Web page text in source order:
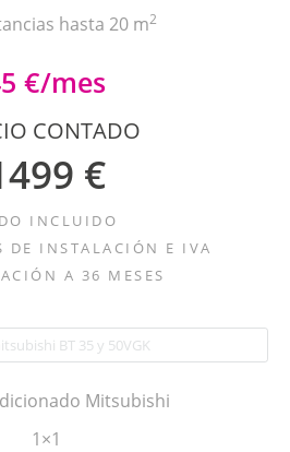
hasta 20 m2
€/mes
CONTADO
€
INCLUIDO
DE INSTALACIÓN E IVA
A 36 MESES
Mitsubishi
1×1